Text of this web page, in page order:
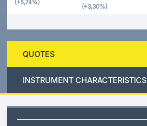
(+5,74%)
(+3,30%)
QUOTES
INSTRUMENT CHARACTERISTICS